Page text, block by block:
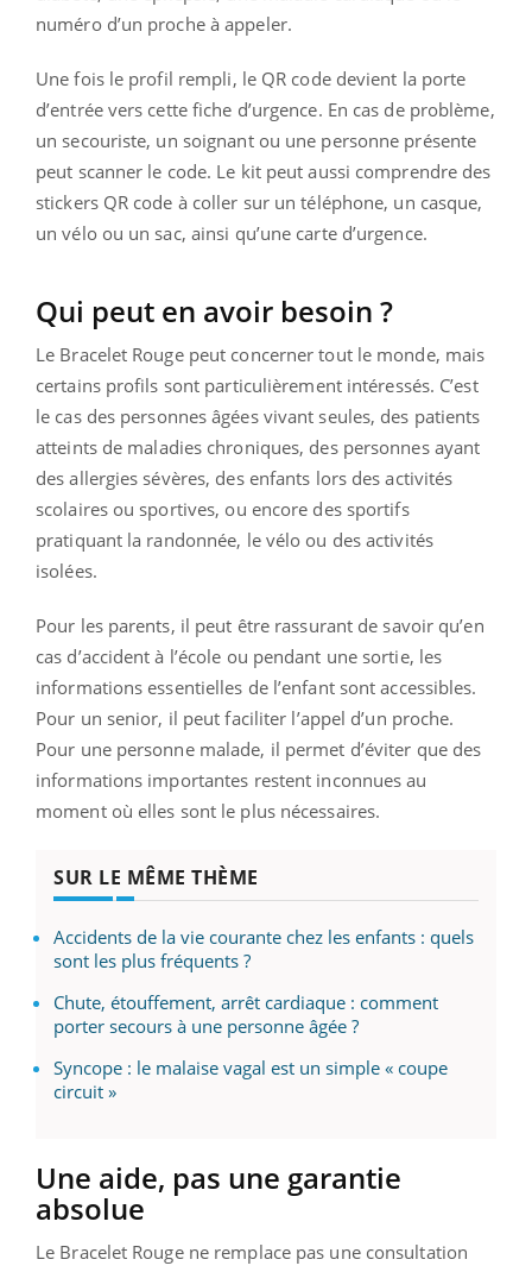
numéro d’un proche à appeler.
Une fois le profil rempli, le QR code devient la porte
d’entrée vers cette fiche d’urgence. En cas de problème,
un secouriste, un soignant ou une personne présente
peut scanner le code. Le kit peut aussi comprendre des
stickers QR code à coller sur un téléphone, un casque,
un vélo ou un sac, ainsi qu’une carte d’urgence.
Qui peut en avoir besoin ?
Le Bracelet Rouge peut concerner tout le monde, mais
certains profils sont particulièrement intéressés. C’est
le cas des personnes âgées vivant seules, des patients
atteints de maladies chroniques, des personnes ayant
des allergies sévères, des enfants lors des activités
scolaires ou sportives, ou encore des sportifs
pratiquant la randonnée, le vélo ou des activités
isolées.
Pour les parents, il peut être rassurant de savoir qu’en
cas d’accident à l’école ou pendant une sortie, les
informations essentielles de l’enfant sont accessibles.
Pour un senior, il peut faciliter l’appel d’un proche.
Pour une personne malade, il permet d’éviter que des
informations importantes restent inconnues au
moment où elles sont le plus nécessaires.
SUR LE MÊME THÈME
Accidents de la vie courante chez les enfants : quels
sont les plus fréquents ?
Chute, étouffement, arrêt cardiaque : comment
porter secours à une personne âgée ?
Syncope : le malaise vagal est un simple « coupe
circuit »
Une aide, pas une garantie
absolue
Le Bracelet Rouge ne remplace pas une consultation